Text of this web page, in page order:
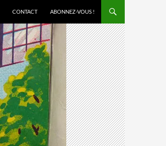
CONTACT ABONNEZ-VOUS !